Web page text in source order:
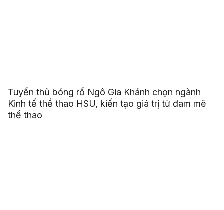
Tuyển thủ bóng rổ Ngô Gia Khánh chọn ngành
Kinh tế thể thao HSU, kiến tạo giá trị từ đam mê
thể thao